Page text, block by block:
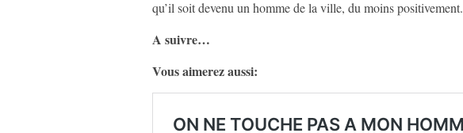
qu’il soit devenu un homme de la ville, du moins positivement.
A suivre…
Vous aimerez aussi: